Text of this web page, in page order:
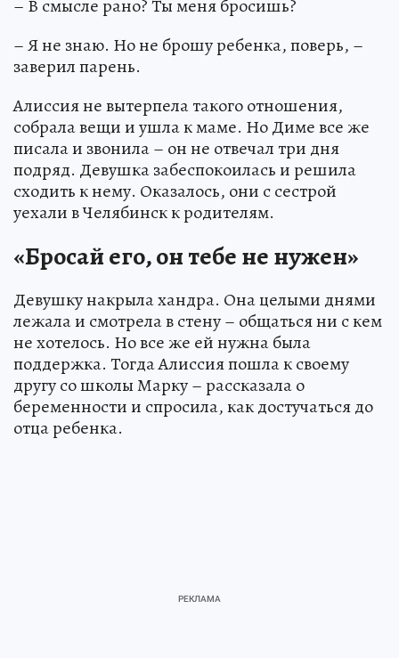
– В смысле рано? Ты меня бросишь?
– Я не знаю. Но не брошу ребенка, поверь, –
заверил парень.
Алиссия не вытерпела такого отношения,
собрала вещи и ушла к маме. Но Диме все же
писала и звонила – он не отвечал три дня
подряд. Девушка забеспокоилась и решила
сходить к нему. Оказалось, они с сестрой
уехали в Челябинск к родителям.
«Бросай его, он тебе не нужен»
Девушку накрыла хандра. Она целыми днями
лежала и смотрела в стену – общаться ни с кем
не хотелось. Но все же ей нужна была
поддержка. Тогда Алиссия пошла к своему
другу со школы Марку – рассказала о
беременности и спросила, как достучаться до
отца ребенка.